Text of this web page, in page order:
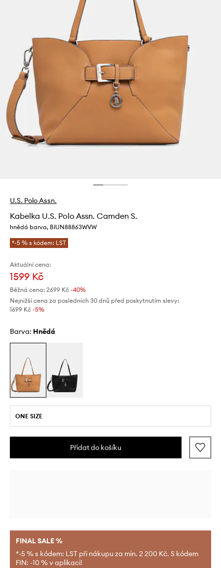
U.S. Polo Assn.
Kabelka U.S. Polo Assn. Camden S.
hnědá barva, BIUN88863WVW
*-5 % s kódem: LST
Aktuální cena:
1599 Kč
Běžná cena: 2699 Kč -40%
Nejnižší cena za posledních 30 dnů před poskytnutím slevy:
1699 Kč -5%
Barva: hnědá
ONE SIZE
Přidat do košíku
FINAL SALE %
*-5 % s kódem: LST při nákupu za min. 2 200 Kč. S kódem
FIN: -10 % v aplikaci!